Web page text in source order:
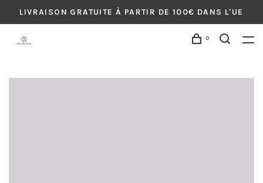
LIVRAISON GRATUITE À PARTIR DE 100€ DANS L'UE
0